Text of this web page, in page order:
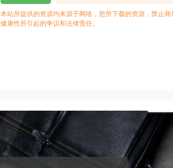
本站所提供的资源均来源于网络，您所下载的资源，禁止
健康性所引起的争议和法律责任。